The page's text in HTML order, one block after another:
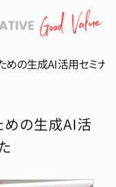
めの生成AI活用セミナ
めの生成AI活